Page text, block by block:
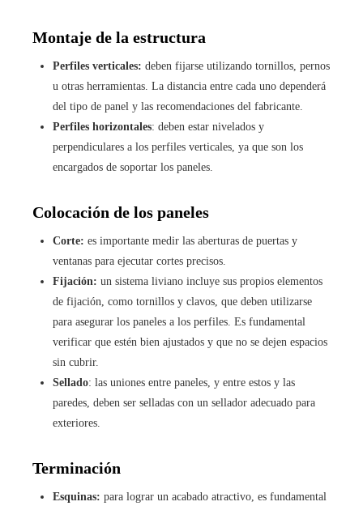
Montaje de la estructura
Perfiles verticales: deben fijarse utilizando tornillos, pernos
u otras herramientas. La distancia entre cada uno dependerá
del tipo de panel y las recomendaciones del fabricante.
Perfiles horizontales: deben estar nivelados y
perpendiculares a los perfiles verticales, ya que son los
encargados de soportar los paneles.
Colocación de los paneles
Corte: es importante medir las aberturas de puertas y
ventanas para ejecutar cortes precisos.
Fijación: un sistema liviano incluye sus propios elementos
de fijación, como tornillos y clavos, que deben utilizarse
para asegurar los paneles a los perfiles. Es fundamental
verificar que estén bien ajustados y que no se dejen espacios
sin cubrir.
Sellado: las uniones entre paneles, y entre estos y las
paredes, deben ser selladas con un sellador adecuado para
exteriores.
Terminación
Esquinas: para lograr un acabado atractivo, es fundamental